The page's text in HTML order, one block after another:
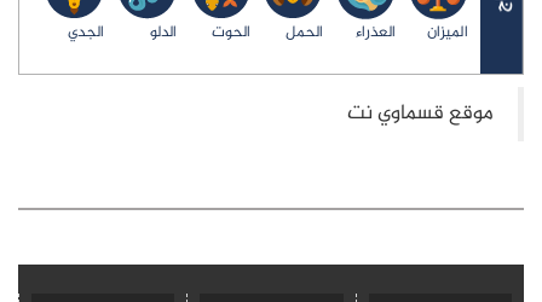
الميزان العذراء الحمل الحوت الدلو الجدي